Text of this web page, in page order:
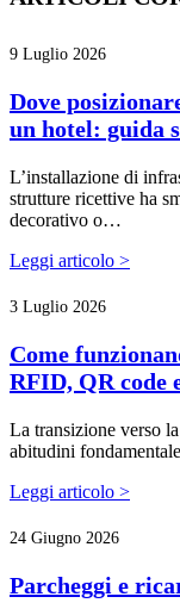
9 Luglio 2026
Dove
un hotel: guida
L’installazione di
strutture ricettive ha
decorativo o…
Leggi articolo >
3 Luglio 2026
Come
RFID, QR code
La transizione verso
abitudini
Leggi articolo >
24 Giugno 2026
Parcheggi e